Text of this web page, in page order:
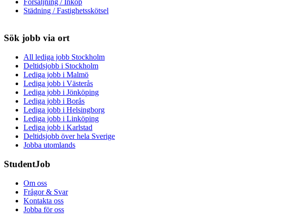
Städning / Fastighetsskötsel
Sök jobb via ort
All lediga jobb Stockholm
Deltidsjobb i Stockholm
Lediga jobb i Malmö
Lediga jobb i Västerås
Lediga jobb i Jönköping
Lediga jobb i Borås
Lediga jobb i Helsingborg
Lediga jobb i Linköping
Lediga jobb i Karlstad
Deltidsjobb över hela Sverige
Jobba utomlands
StudentJob
Om oss
Frågor & Svar
Kontakta oss
Jobba för oss